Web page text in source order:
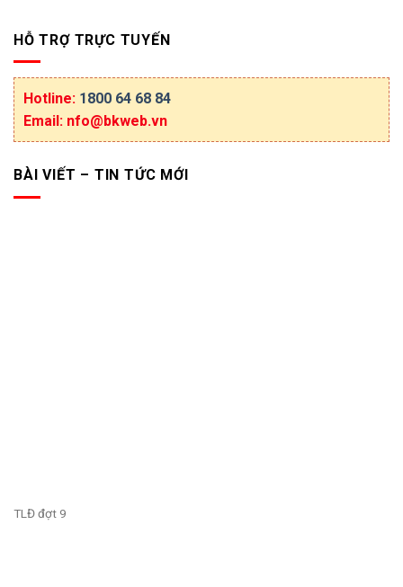
HỖ TRỢ TRỰC TUYẾN
Hotline: 1800 64 68 84
Email: nfo@bkweb.vn
BÀI VIẾT – TIN TỨC MỚI
TLĐ đợt 9